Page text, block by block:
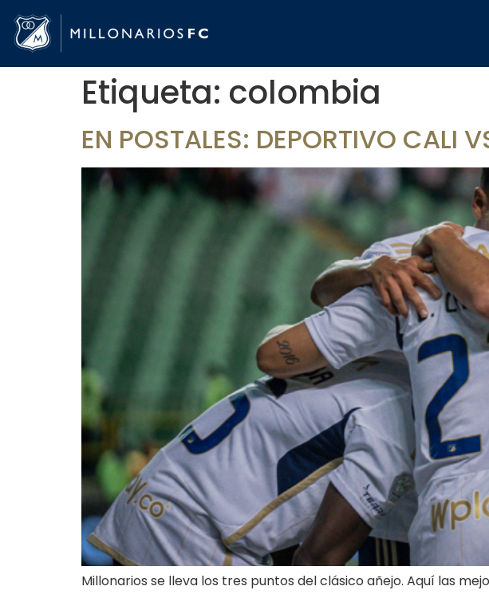
Etiqueta: colombia
EN POSTALES: DEPORTIVO CALI
Millonarios se lleva los tres puntos del clásico añejo. Aquí las